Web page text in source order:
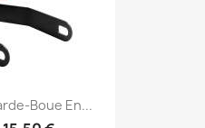
Boue En...